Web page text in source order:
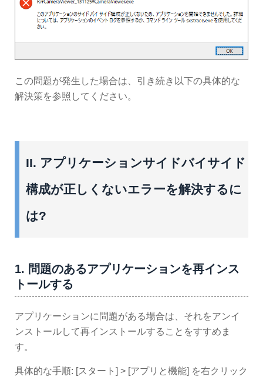
この問題が発生した場合は、引き続き以下の具体的な
解決策を参照してください。
II. アプリケーションサイドバイサイド
構成が正しくないエラーを解決するに
は?
1. 問題のあるアプリケーションを再インス
トールする
アプリケーションに問題がある場合は、それをアンイ
ンストールして再インストールすることをすすめま
す。
具体的な手順: [スタート] > [アプリと機能] を右クリック